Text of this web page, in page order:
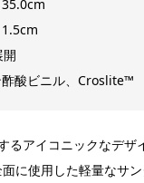
開
酸ビニル、Croslite™
るアイコニックなデザ
に使用した軽量なサン